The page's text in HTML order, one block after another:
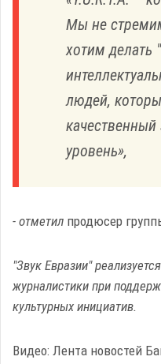
Мы не
хотим делать
людей,
качественный
уровень»,
- отметил продюсер
"Звук Евразии"
журналистики при
культурных инициатив.
Видео: Лента новостей